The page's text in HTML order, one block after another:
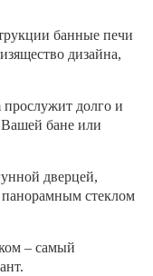
банные печи
дизайна,
прослужит долго и
бане или
дверцей,
стеклом
– самый